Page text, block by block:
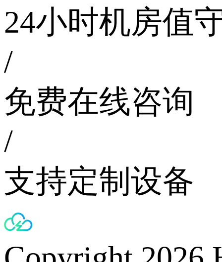
24小时机房值
/
免费在线咨询
/
支持定制设备